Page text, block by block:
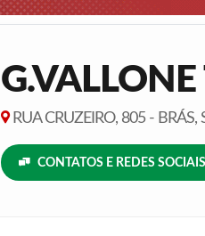
RUA CRUZEIRO, 805 - BRÁS,
CONTATOS E REDES SOCIAIS